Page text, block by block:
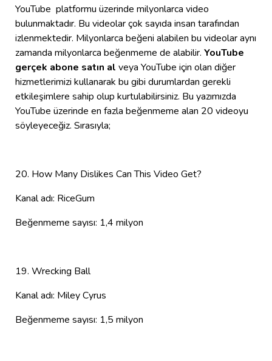
YouTube platformu üzerinde milyonlarca video
bulunmaktadır. Bu videolar çok sayıda insan tarafından
izlenmektedir. Milyonlarca beğeni alabilen bu videolar aynı
zamanda milyonlarca beğenmeme de alabilir. YouTube
gerçek abone satın al veya YouTube için olan diğer
hizmetlerimizi kullanarak bu gibi durumlardan gerekli
etkileşimlere sahip olup kurtulabilirsiniz. Bu yazımızda
YouTube üzerinde en fazla beğenmeme alan 20 videoyu
söyleyeceğiz. Sırasıyla;
20. How Many Dislikes Can This Video Get?
Kanal adı: RiceGum
Beğenmeme sayısı: 1,4 milyon
19. Wrecking Ball
Kanal adı: Miley Cyrus
Beğenmeme sayısı: 1,5 milyon